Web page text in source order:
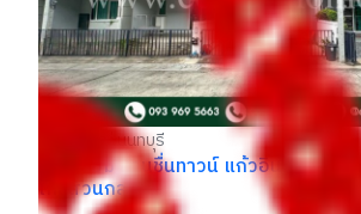
บางใหญ่ นนทบุรี
ทาวน์โฮม ชวนชื่นทาวน์ แก้วอินทร์-บาง
ใกล้ส่วนกลาง